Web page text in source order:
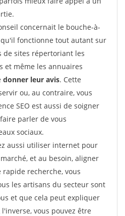
concernait le bouche-à-
fonctionne tout autant sur
de sites répertoriant les
et même les annuaires
donner leur avis. Cette
ou, au contraire, vous
SEO est aussi de soigner
parler de vous
sociaux.
aussi utiliser internet pour
et au besoin, aligner
recherche, vous
les artisans du secteur sont
et que cela peut expliquer
vous pouvez être